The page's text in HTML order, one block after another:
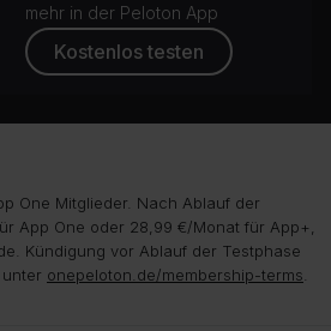
mehr in der Peloton App
Kostenlos testen
One Mitglieder. Nach Ablauf der
App One oder 28,99 €/Monat für App+,
Kündigung vor Ablauf der Testphase
onepeloton.de/membership-terms